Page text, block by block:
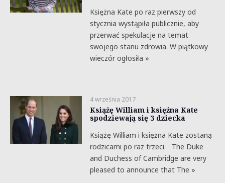
Księżna Kate po raz pierwszy od
stycznia wystąpiła publicznie, aby
przerwać spekulacje na temat
swojego stanu zdrowia. W piątkowy
wieczór ogłosiła »
4 września 2017
Książę William i księżna Kate
spodziewają się 3 dziecka
Książę William i księżna Kate zostaną
rodzicami po raz trzeci. The Duke
and Duchess of Cambridge are very
pleased to announce that The »